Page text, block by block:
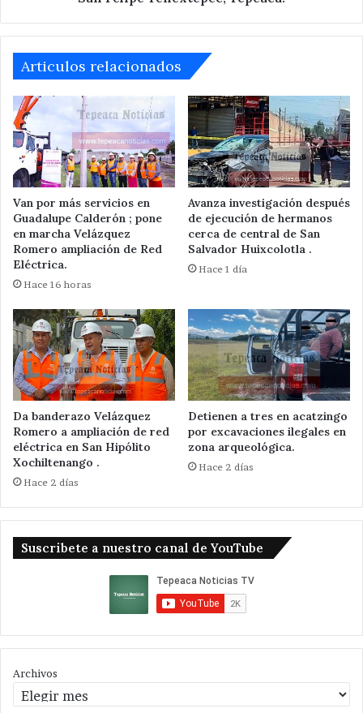
Articulos relacionados
Van por más servicios en
Guadalupe Calderón ; pone
en marcha Velázquez
Romero ampliación de Red
Eléctrica.
Hace 16 horas
Avanza investigación después
de ejecución de hermanos
cerca de central de San
Salvador Huixcolotla .
Hace 1 día
Da banderazo Velázquez
Romero a ampliación de red
eléctrica en San Hipólito
Xochiltenango .
Hace 2 días
Detienen a tres en acatzingo
por excavaciones ilegales en
zona arqueológica.
Hace 2 días
Suscribete a nuestro canal de YouTube
Archivos